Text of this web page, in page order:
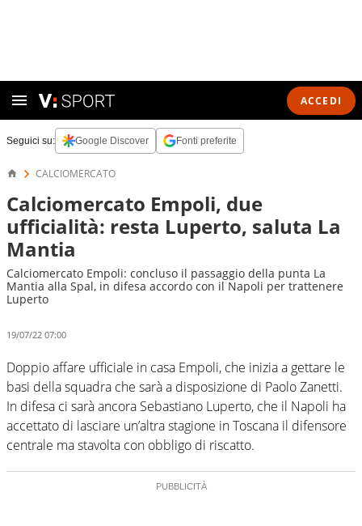
ACCEDI
Seguici su: Google Discover Fonti preferite
CALCIOMERCATO
Calciomercato Empoli, due
ufficialità: resta Luperto, saluta La
Mantia
Calciomercato Empoli: concluso il passaggio della punta La
Mantia alla Spal, in difesa accordo con il Napoli per trattenere
Luperto
19/07/22 07:00
Doppio affare ufficiale in casa Empoli, che inizia a gettare le
basi della squadra che sarà a disposizione di Paolo Zanetti.
In difesa ci sarà ancora Sebastiano Luperto, che il Napoli ha
accettato di lasciare un’altra stagione in Toscana il difensore
centrale ma stavolta con obbligo di riscatto.